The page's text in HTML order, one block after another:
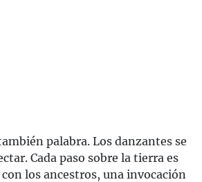
palabra. Los danzantes se
Cada paso sobre la tierra es
los ancestros, una invocación